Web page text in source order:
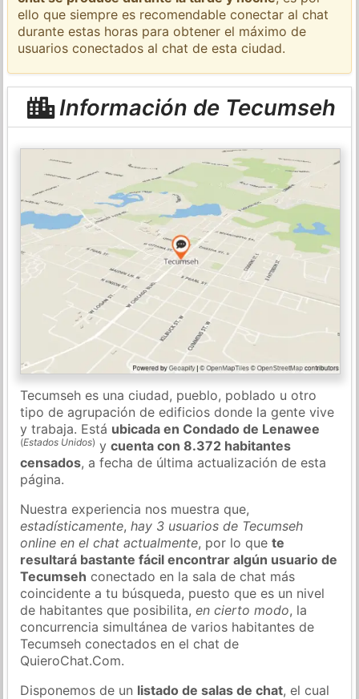
ello que siempre es recomendable conectar al chat
durante estas horas para obtener el máximo de
usuarios conectados al chat de esta ciudad.
Información de Tecumseh
Tecumseh es una ciudad, pueblo, poblado u otro
tipo de agrupación de edificios donde la gente vive
y trabaja. Está ubicada en Condado de Lenawee
(Estados Unidos) ycuenta con 8.372 habitantes
censados, a fecha de última actualización de esta
página.
Nuestra experiencia nos muestra que,
estadísticamente,hay 3 usuarios de Tecumseh
online en el chat actualmente, por lo quete
resultará bastante fácil encontrar algún usuario de
Tecumseh conectado en la sala de chat más
coincidente a tu búsqueda, puesto que es un nivel
de habitantes que posibilita,en cierto modo, la
concurrencia simultánea de varios habitantes de
Tecumseh conectados en el chat de
QuieroChat.Com.
Disponemos de un listado de salas de chat, el cual